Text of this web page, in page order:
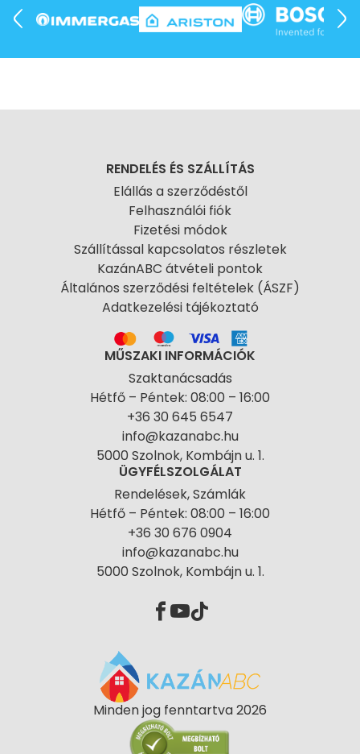
RENDELÉS ÉS SZÁLLÍTÁS
Elállás a szerződéstől
Felhasználói fiók
Fizetési módok
Szállítással kapcsolatos részletek
KazánABC átvételi pontok
Általános szerződési feltételek (ÁSZF)
Adatkezelési tájékoztató
MŰSZAKI INFORMÁCIÓK
Szaktanácsadás
Hétfő – Péntek: 08:00 – 16:00
+36 30 645 6547
info@kazanabc.hu
5000 Szolnok, Kombájn u. 1.
ÜGYFÉLSZOLGÁLAT
Rendelések, Számlák
Hétfő – Péntek: 08:00 – 16:00
+36 30 676 0904
info@kazanabc.hu
5000 Szolnok, Kombájn u. 1.
Minden jog fenntartva 2026